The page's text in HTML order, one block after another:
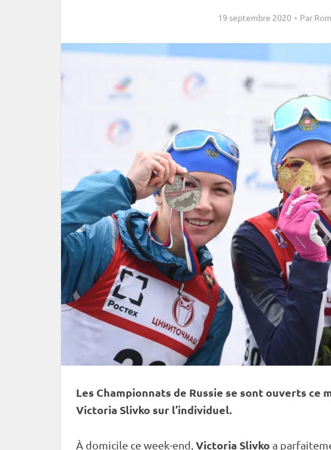
19 septembre 2020 Par
Les Championnats de Russie se sont ouverts ce
Victoria Slivko sur l’individuel.
À domicile ce week-end, Victoria Slivko a